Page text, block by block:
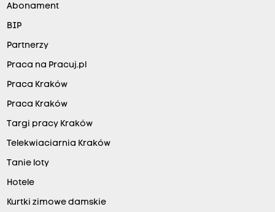
Abonament
BIP
Partnerzy
Praca na Pracuj.pl
Praca Kraków
Praca Kraków
Targi pracy Kraków
Telekwiaciarnia Kraków
Tanie loty
Hotele
Kurtki zimowe damskie